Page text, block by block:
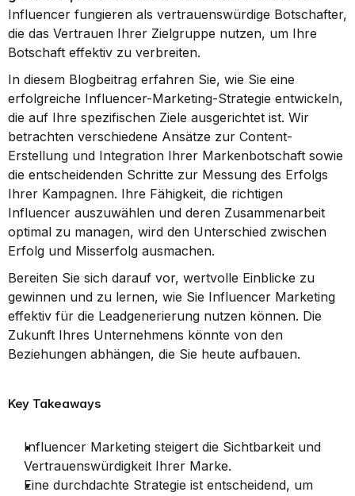
Influencer fungieren als vertrauenswürdige Botschafter,
die das Vertrauen Ihrer Zielgruppe nutzen, um Ihre
Botschaft effektiv zu verbreiten.
In diesem Blogbeitrag erfahren Sie, wie Sie eine
erfolgreiche Influencer-Marketing-Strategie entwickeln,
die auf Ihre spezifischen Ziele ausgerichtet ist. Wir
betrachten verschiedene Ansätze zur Content-
Erstellung und Integration Ihrer Markenbotschaft sowie
die entscheidenden Schritte zur Messung des Erfolgs
Ihrer Kampagnen. Ihre Fähigkeit, die richtigen
Influencer auszuwählen und deren Zusammenarbeit
optimal zu managen, wird den Unterschied zwischen
Erfolg und Misserfolg ausmachen.
Bereiten Sie sich darauf vor, wertvolle Einblicke zu
gewinnen und zu lernen, wie Sie Influencer Marketing
effektiv für die Leadgenerierung nutzen können. Die
Zukunft Ihres Unternehmens könnte von den
Beziehungen abhängen, die Sie heute aufbauen.
Key Takeaways
Influencer Marketing steigert die Sichtbarkeit und
Vertrauenswürdigkeit Ihrer Marke.
Eine durchdachte Strategie ist entscheidend, um